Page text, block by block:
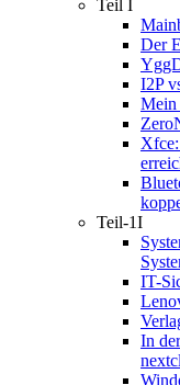
Teil I
Der
I2P
Mein
Teil-1I
IT-
In